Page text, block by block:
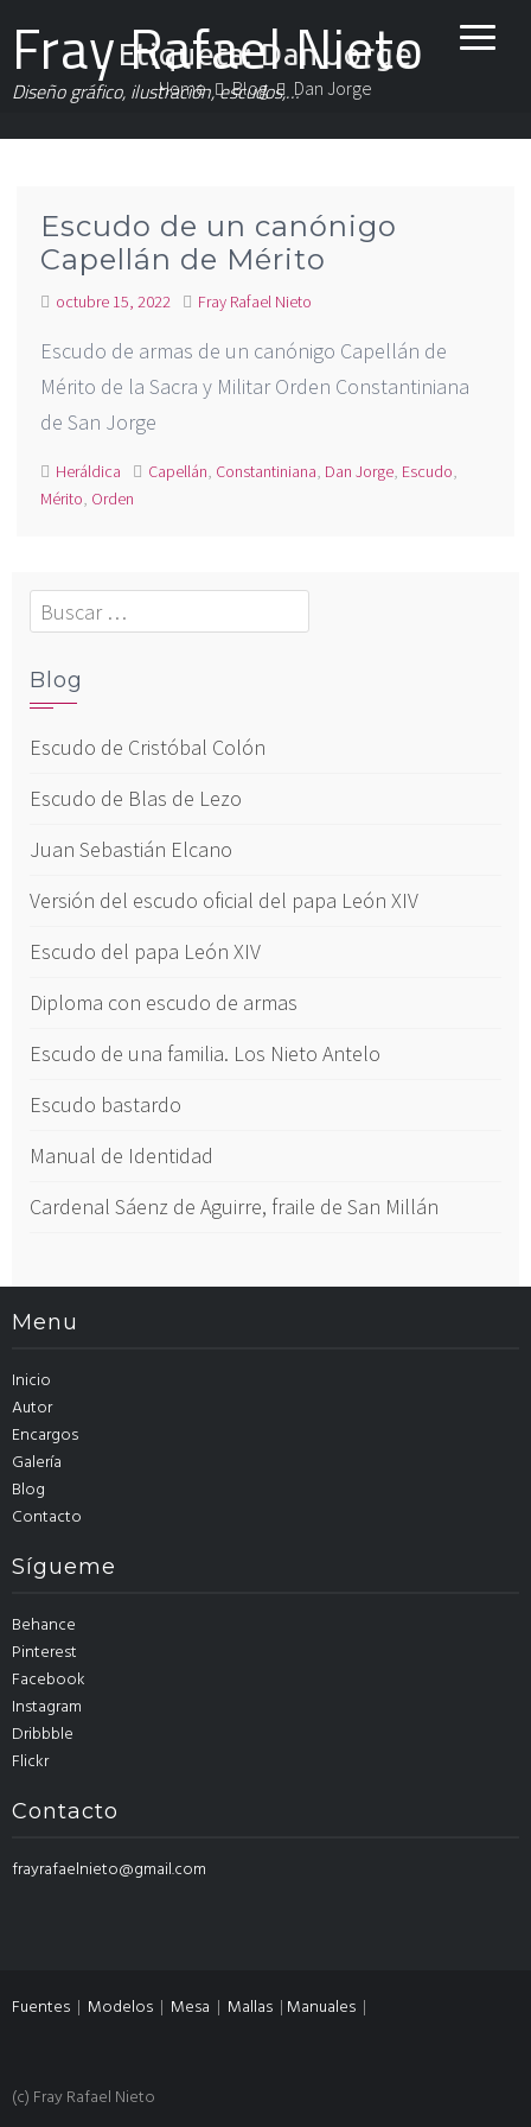
Fray Rafael Nieto
Diseño gráfico, ilustración, escudos,…
Etiqueta:Dan Jorge
Home Blog Dan Jorge
Escudo de un canónigo
Capellán de Mérito
octubre 15, 2022 Fray Rafael Nieto
Escudo de armas de un canónigo Capellán de
Mérito de la Sacra y Militar Orden Constantiniana
de San Jorge
Heráldica Capellán, Constantiniana, Dan Jorge, Escudo,
Mérito, Orden
Buscar:
Blog
Escudo de Cristóbal Colón
Escudo de Blas de Lezo
Juan Sebastián Elcano
Versión del escudo oficial del papa León XIV
Escudo del papa León XIV
Diploma con escudo de armas
Escudo de una familia. Los Nieto Antelo
Escudo bastardo
Manual de Identidad
Cardenal Sáenz de Aguirre, fraile de San Millán
Menu
Inicio
Autor
Encargos
Galería
Blog
Contacto
Sígueme
Behance
Pinterest
Facebook
Instagram
Dribbble
Flickr
Contacto
frayrafaelnieto@gmail.com
Fuentes | Modelos | Mesa | Mallas | Manuales |
(c) Fray Rafael Nieto